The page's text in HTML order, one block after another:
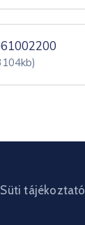
Süti tájékoztató